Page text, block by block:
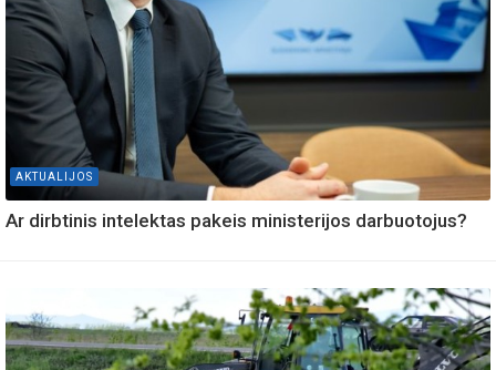
AKTUALIJOS
Ar dirbtinis intelektas pakeis ministerijos darbuotojus?